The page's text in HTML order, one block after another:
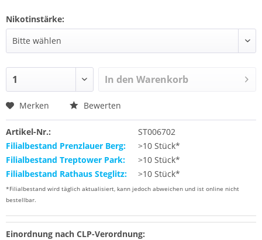
Nikotinstärke:
In den Warenkorb
Merken Bewerten
Artikel-Nr.:
ST006702
Filialbestand Prenzlauer Berg:
>10 Stück*
Filialbestand Treptower Park:
>10 Stück*
Filialbestand Rathaus Steglitz:
>10 Stück*
*Filialbestand wird täglich aktualisiert, kann jedoch abweichen und ist online nicht
bestellbar.
Einordnung nach CLP-Verordnung: